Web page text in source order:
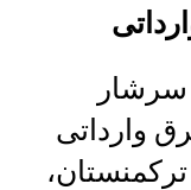
سرشار
وارداتی